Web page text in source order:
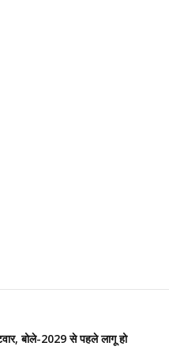
बोले-2029 से पहले लागू हो